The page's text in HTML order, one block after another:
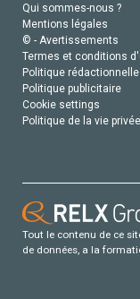
Qui sommes-nous ?
Mentions légales
© - Avertissements
Termes et conditions
Politique rédactionnelle
Politique publicitaire
Cookie settings
Politique de la vie privée
Tout le contenu de ce
de données, a la